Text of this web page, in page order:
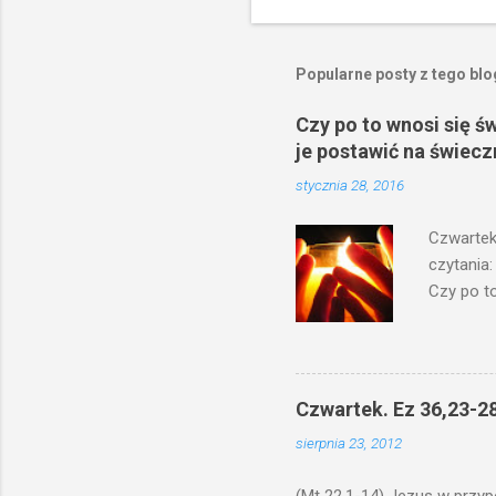
Popularne posty z tego
Czy po to wnosi się
je postawić na
stycznia 28, 2016
czytania:
Czy po
niechaj
ma. W
by je
Czwartek. Ez 36,23-
sierpnia 23, 2012